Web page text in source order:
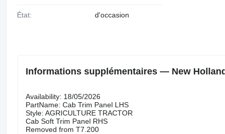
État: d'occasion
Informations supplémentaires — New
Availability: 18/05/2026
PartName: Cab Trim Panel LHS
Style: AGRICULTURE TRACTOR
Cab Soft Trim Panel RHS
Removed from T7.200